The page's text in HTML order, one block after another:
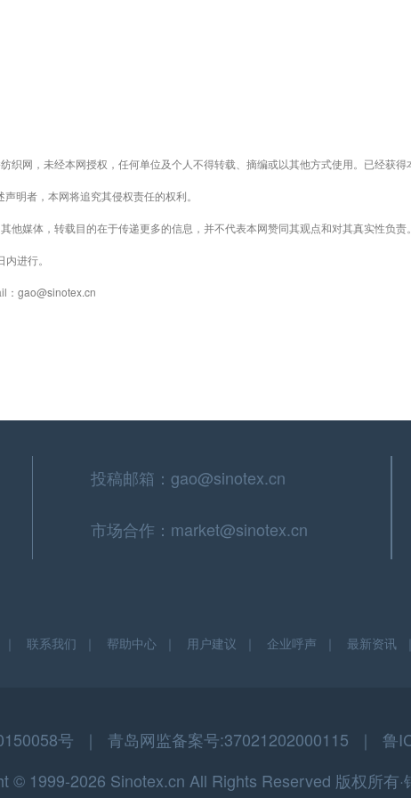
网，未经本网授权，任何单位及个人不得转载、摘编或以其他方式使用。已经获得
明者，本网将追究其侵权责任的权利。
媒体，转载目的在于传递更多的信息，并不代表本网赞同其观点和对其真实性负责。
进行。
gao@sinotex.cn
投稿邮箱：gao@sinotex.cn
市场合作：market@sinotex.cn
｜ 联系我们 ｜ 帮助中心 ｜ 用户建议 ｜ 企业呼声 ｜ 最新资讯
号 ｜ 青岛网监备案号:37021202000115 ｜ 鲁
© 1999-2026 Sinotex.cn All Rights Reserved 版权所有·